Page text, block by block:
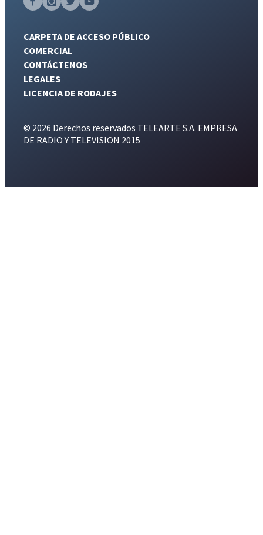
CARPETA DE ACCESO PÚBLICO
COMERCIAL
CONTÁCTENOS
LEGALES
LICENCIA DE RODAJES
© 2026 Derechos reservados TELEARTE S.A. EMPRESA
DE RADIO Y TELEVISION 2015